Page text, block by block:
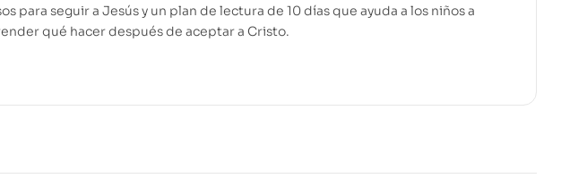
para seguir a Jesús y un plan de lectura de 10 días que ayuda a los niños a
qué hacer después de aceptar a Cristo.